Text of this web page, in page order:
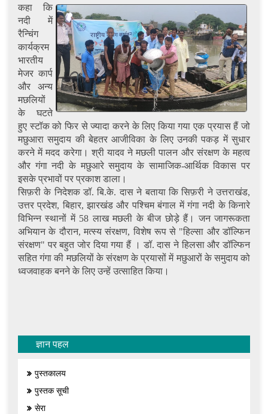
कहा कि
नदी में
रैन्चिंग
कार्यक्रम
भारतीय
मेजर कार्प
और अन्य
मछलियों
के घटते
हुए स्टॉक को फिर से ज्यादा करने के लिए किया गया एक प्रयास हैं जो
मछुआरा समुदाय की बेहतर आजीविका के लिए उनकी पकड़ में सुधार
करने में मदद करेगा। श्री यादव ने मछली पालन और संरक्षण के महत्व
और गंगा नदी के मछुआरे समुदाय के सामाजिक-आर्थिक विकास पर
इसके प्रभावों पर प्रकाश डाला।
सिफ़री के निदेशक डॉ. बि.के. दास ने बताया कि सिफ़री ने उत्तराखंड,
उत्तर प्रदेश, बिहार, झारखंड और पश्चिम बंगाल में गंगा नदी के किनारे
विभिन्न स्थानों में 58 लाख मछली के बीज छोड़े हैं। जन जागरूकता
अभियान के दौरान, मत्स्य संरक्षण, विशेष रूप से "हिल्सा और डॉल्फिन
संरक्षण" पर बहुत जोर दिया गया हैं । डॉ. दास ने हिलसा और डॉल्फिन
सहित गंगा की मछलियों के संरक्षण के प्रयासों में मछुआरों के समुदाय को
ध्वजवाहक बनने के लिए उन्हें उत्साहित किया।
ज्ञान पहल
पुस्तकालय
पुस्तक सूची
सेरा